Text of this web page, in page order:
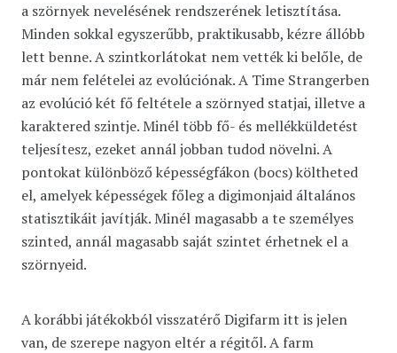
a szörnyek nevelésének rendszerének letisztítása.
Minden sokkal egyszerűbb, praktikusabb, kézre állóbb
lett benne. A szintkorlátokat nem vették ki belőle, de
már nem felételei az evolúciónak. A Time Strangerben
az evolúció két fő feltétele a szörnyed statjai, illetve a
karaktered szintje. Minél több fő- és mellékküldetést
teljesítesz, ezeket annál jobban tudod növelni. A
pontokat különböző képességfákon (bocs) költheted
el, amelyek képességek főleg a digimonjaid általános
statisztikáit javítják. Minél magasabb a te személyes
szinted, annál magasabb saját szintet érhetnek el a
szörnyeid.
A korábbi játékokból visszatérő Digifarm itt is jelen
van, de szerepe nagyon eltér a régitől. A farm